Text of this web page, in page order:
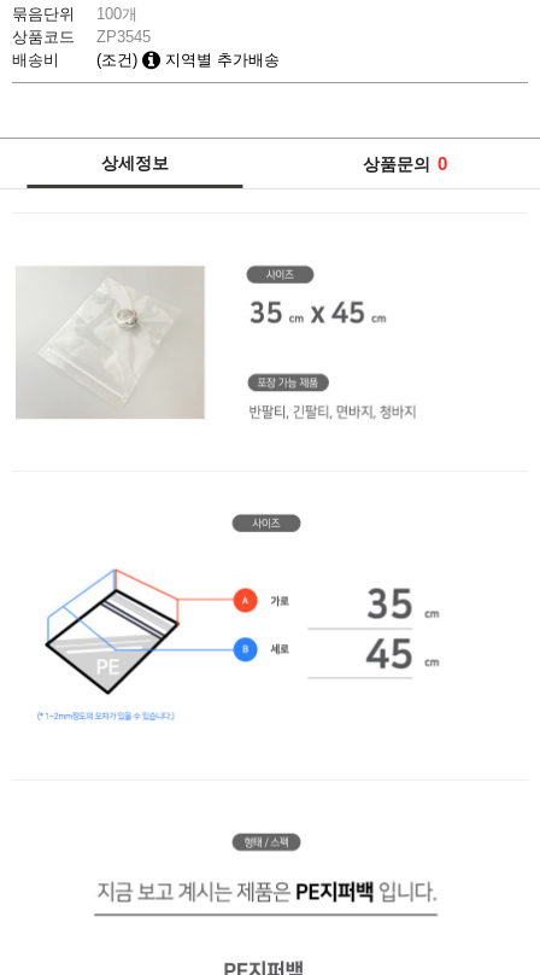
묶음단위
100개
상품코드
ZP3545
배송비
(조건) 지역별 추가배송
상세정보 상품문의 0